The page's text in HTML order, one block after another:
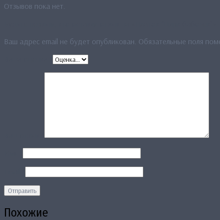
Отзывов пока нет.
Ваш адрес email не будет опубликован. Обязательные поля
Похожие